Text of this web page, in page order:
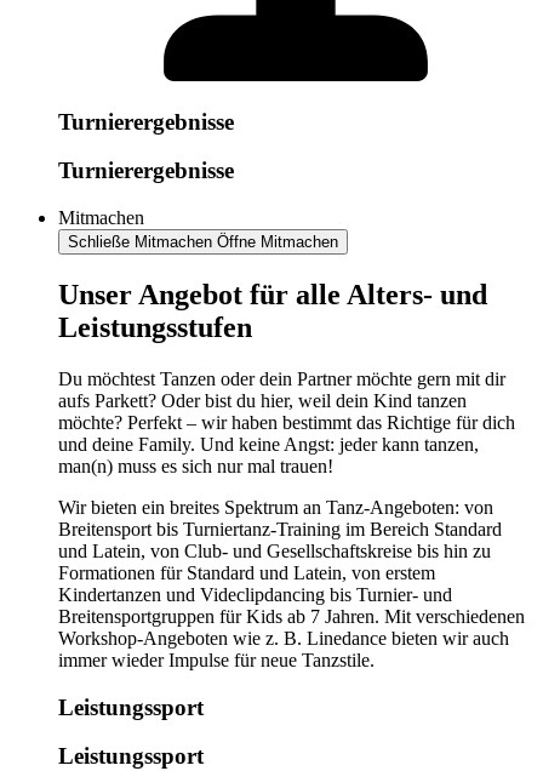
Turnierergebnisse
Turnierergebnisse
Mitmachen
Schließe Mitmachen Öffne Mitmachen
​​​Unser Angebot für alle Alters- und
Leistungsstufen
Du möchtest Tanzen oder dein Partner möchte gern mit dir
aufs Parkett? Oder bist du hier, weil dein Kind tanzen
möchte? Perfekt – wir haben bestimmt das Richtige für dich
und deine Family. Und keine Angst: jeder kann tanzen,
man(n) muss es sich nur mal trauen!
Wir bieten ein breites Spektrum an Tanz-Angeboten: von
Breitensport bis Turniertanz-Training im Bereich Standard
und Latein, von Club- und Gesellschaftskreise bis hin zu
Formationen für Standard und Latein, von erstem
Kindertanzen und Videclipdancing bis Turnier- und
Breitensportgruppen für Kids ab 7 Jahren. Mit verschiedenen
Workshop-Angeboten wie z. B. Linedance bieten wir auch
immer wieder Impulse für neue Tanzstile.
Leistungssport
Leistungssport